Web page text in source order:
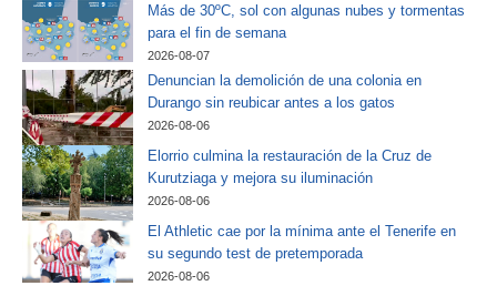
Más de 30ºC, sol con algunas nubes y tormentas
para el fin de semana
2026-08-07
Denuncian la demolición de una colonia en
Durango sin reubicar antes a los gatos
2026-08-06
Elorrio culmina la restauración de la Cruz de
Kurutziaga y mejora su iluminación
2026-08-06
El Athletic cae por la mínima ante el Tenerife en
su segundo test de pretemporada
2026-08-06